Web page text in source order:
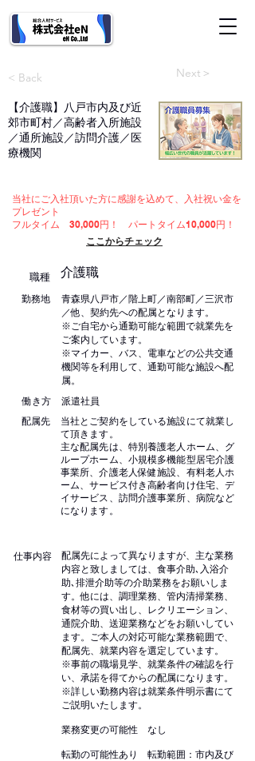
< Back
【介護職】八戸市内及び近
郊市町村／高齢者入所施設
／通所施設／訪問介護／医
療機関
Next＞
ここからチェック
当社にご入社頂いた方に感謝を込めて、入社祝い金を
プレゼント
フルタイム 30,000円！ パートタイム10,000円！
職種 介護職
勤務地
青森県八戸市／階上町／南部町／三沢市
／他、契約先への配属となります。
※ご自宅から通勤可能な範囲で就業先を
ご案内しています。
※マイカー、バス、電車などの公共交通
機関等を利用して、通勤可能な施設へ配
属。
働き方
派遣社員
配属先
当社とご契約をしている施設にて就業し
て頂きます。
主な配属先は、特別養護老人ホーム、グ
ループホーム、小規模多機能型居宅介護
事業所、介護老人保健施設、有料老人ホ
ーム、サービス付き高齢者向け住宅、デ
イサービス、訪問介護事業所、病院など
になります。
仕事内容
配属先によって異なりますが、主な業務
内容と致しましては、食事介助､入浴介
助､排泄介助等の介助業務をお願いしま
す。他には、調理業務、管内清掃業務、
食材等の買い出し、レクリエーション、
通院介助、送迎業務などをお願いしてい
ます。ご本人の対応可能な業務範囲で、
配属先、就業内容を選定しています。
※事前の職場見学、就業条件の確認を行
い、承諾を得てからの配属になります。
※詳しい勤務内容は就業条件明示書にて
ご説明いたします。
業務変更の可能性 なし
転勤の可能性あり 転勤範囲：市内及び